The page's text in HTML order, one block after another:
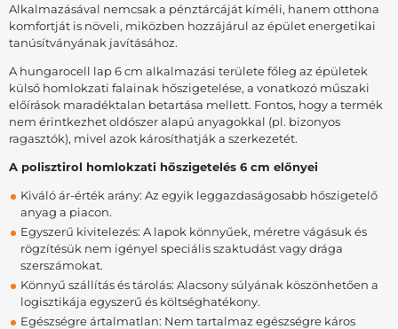
Alkalmazásával nemcsak a pénztárcáját kíméli, hanem otthona
komfortját is növeli, miközben hozzájárul az épület energetikai
tanúsítványának javításához.
A hungarocell lap 6 cm alkalmazási területe főleg az épületek
külső homlokzati falainak hőszigetelése, a vonatkozó műszaki
előírások maradéktalan betartása mellett. Fontos, hogy a termék
nem érintkezhet oldószer alapú anyagokkal (pl. bizonyos
ragasztók), mivel azok károsíthatják a szerkezetét.
A polisztirol homlokzati hőszigetelés 6 cm előnyei
Kiváló ár-érték arány: Az egyik leggazdaságosabb hőszigetelő
anyag a piacon.
Egyszerű kivitelezés: A lapok könnyűek, méretre vágásuk és
rögzítésük nem igényel speciális szaktudást vagy drága
szerszámokat.
Könnyű szállítás és tárolás: Alacsony súlyának köszönhetően a
logisztikája egyszerű és költséghatékony.
Egészségre ártalmatlan: Nem tartalmaz egészségre káros